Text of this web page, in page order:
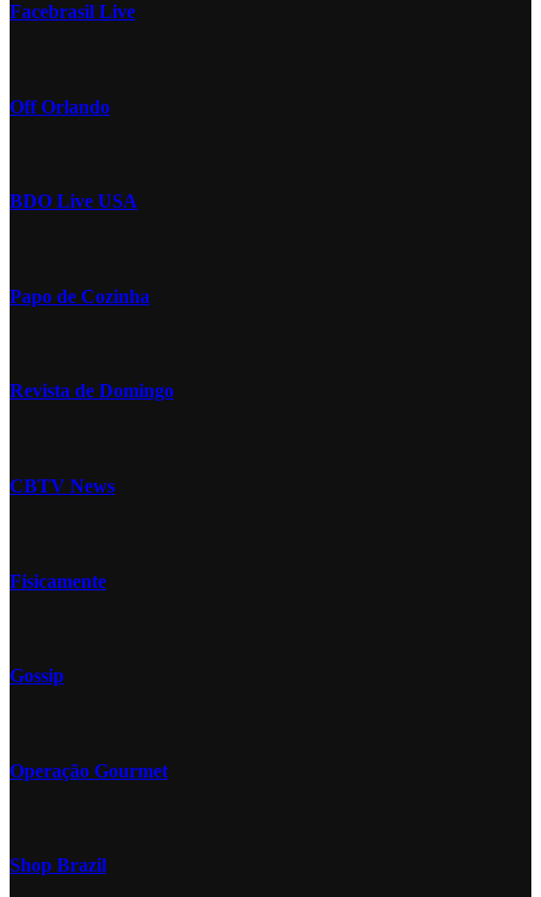
Facebrasil Live
Off Orlando
BDO Live USA
Papo de Cozinha
Revista de Domingo
CBTV News
Fisicamente
Gossip
Operação Gourmet
Shop Brazil